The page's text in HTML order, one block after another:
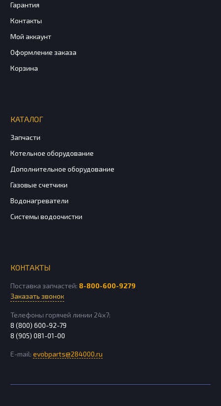
Гарантия
Контакты
Мой аккаунт
Оформление заказа
Корзина
КАТАЛОГ
Запчасти
Котельное оборудование
Дополнительное оборудование
Газовые счетчики
Водонагреватели
Системы водоочистки
КОНТАКТЫ
Поставка запчастей: 8-800-600-9279
Заказать звонок
Телефоны горячей линии 24х7:
8 (800) 600-92-79
8 (905) 081-01-00
E-mail: evobparts@284000.ru